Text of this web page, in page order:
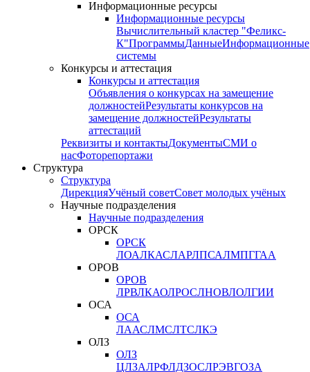
Информационные ресурсы
Информационные ресурсы
Вычислительный кластер "Феликс-
К"ПрограммыДанныеИнформационные
системы
Конкурсы и аттестация
Конкурсы и аттестация
Объявления о конкурсах на замещение
должностейРезультаты конкурсов на
замещение должностейРезультаты
аттестаций
Реквизиты и контактыДокументыСМИ о
насФоторепортажи
Структура
Структура
ДирекцияУчёный советСовет молодых учёных
Научные подразделения
Научные подразделения
ОРСК
ОРСК
ЛОАЛКАСЛАРЛПСАЛМПГГАА
ОРОВ
ОРОВ
ЛРВЛКАОЛРОСЛНОВЛОЛГИИ
ОСА
ОСА
ЛААСЛМСЛТСЛКЭ
ОЛЗ
ОЛЗ
ЦЛЗАЛРФЛДЗОСЛРЭВГОЗА